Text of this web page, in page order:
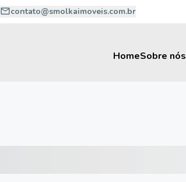
contato@smolkaimoveis.com.br
HomeSobre nós